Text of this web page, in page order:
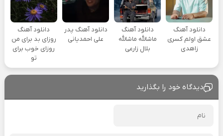
دانلود آهنگ
عشق اولم کسری
زاهدی
دانلود آهنگ
ماشالله ماشالله
بلال زارعی
دانلود آهنگ پدر
علی احمدیانی
دانلود آهنگ
روزای بد برای من
روزای خوب برای
تو
دیدگاه خود را بگذارید